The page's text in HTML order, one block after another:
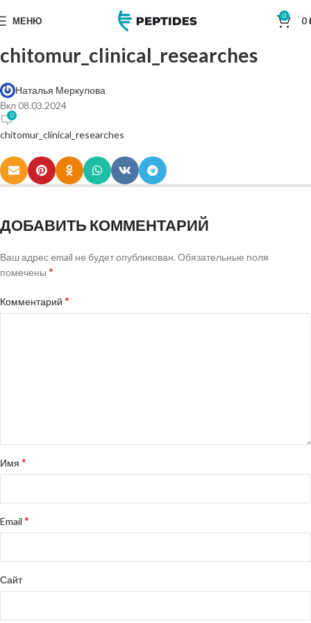
МЕНЮ 0 0
chitomur_clinical_researches
Наталья Меркулова
Вкл 08.03.2024
0
chitomur_clinical_researches
ДОБАВИТЬ КОММЕНТАРИЙ
Ваш адрес email не будет опубликован. Обязательные поля
помечены *
Комментарий *
Имя *
Email *
Сайт